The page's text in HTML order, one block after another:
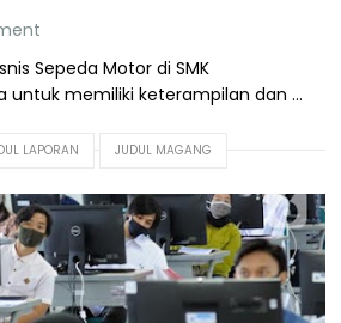
Sepeda Motor di SMK
untuk memiliki keterampilan dan ...
LAPORAN JUDUL MAGANG